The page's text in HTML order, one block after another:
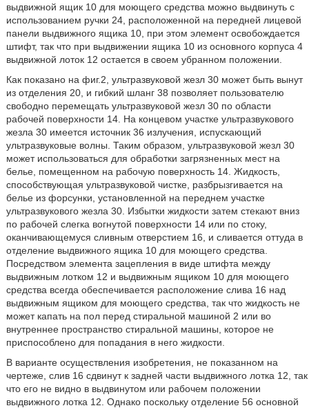
выдвижной ящик 10 для моющего средства можно выдвинуть с
использованием ручки 24, расположенной на передней лицевой
панели выдвижного ящика 10, при этом элемент освобождается
штифт, так что при выдвижении ящика 10 из основного корпуса 4
выдвижной лоток 12 остается в своем убранном положении.
Как показано на фиг.2, ультразвуковой жезл 30 может быть вынут
из отделения 20, и гибкий шланг 38 позволяет пользователю
свободно перемещать ультразвуковой жезл 30 по области
рабочей поверхности 14. На концевом участке ультразвукового
жезла 30 имеется источник 36 излучения, испускающий
ультразвуковые волны. Таким образом, ультразвуковой жезл 30
может использоваться для обработки загрязненных мест на
белье, помещенном на рабочую поверхность 14. Жидкость,
способствующая ультразвуковой чистке, разбрызгивается на
белье из форсунки, установленной на переднем участке
ультразвукового жезла 30. Избытки жидкости затем стекают вниз
по рабочей слегка вогнутой поверхности 14 или по стоку,
оканчивающемуся сливным отверстием 16, и сливается оттуда в
отделение выдвижного ящика 10 для моющего средства.
Посредством элемента зацепления в виде штифта между
выдвижным лотком 12 и выдвижным ящиком 10 для моющего
средства всегда обеспечивается расположение слива 16 над
выдвижным ящиком для моющего средства, так что жидкость не
может капать на пол перед стиральной машиной 2 или во
внутреннее пространство стиральной машины, которое не
приспособлено для попадания в него жидкости.
В варианте осуществления изобретения, не показанном на
чертеже, слив 16 сдвинут к задней части выдвижного лотка 12, так
что его не видно в выдвинутом или рабочем положении
выдвижного лотка 12. Однако поскольку отделение 56 основной